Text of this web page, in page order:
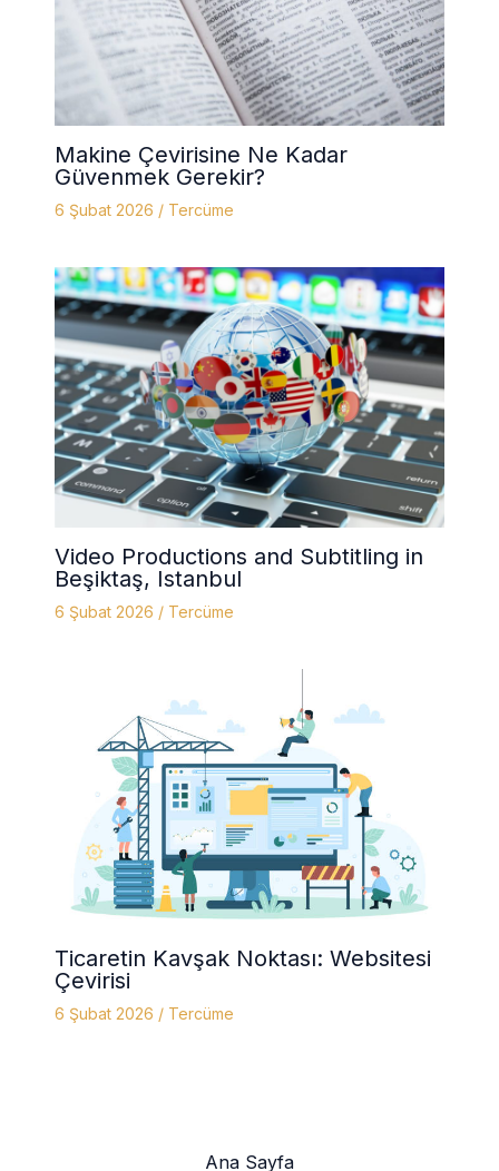
Makine Çevirisine Ne Kadar
Güvenmek Gerekir?
6 Şubat 2026 / Tercüme
Video Productions and Subtitling in
Beşiktaş, Istanbul
6 Şubat 2026 / Tercüme
Ticaretin Kavşak Noktası: Websitesi
Çevirisi
6 Şubat 2026 / Tercüme
Ana Sayfa